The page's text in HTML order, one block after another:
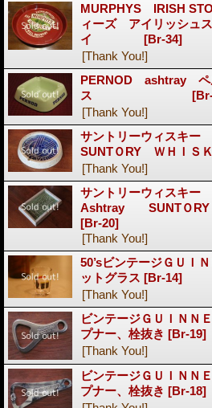
MURPHYS IRISH
ィーズ アイリッシュ
イ [Br-34]
[Thank You!]
PERNOD ashtray
ス
[Thank You!]
サントリーウィスキ
SUNTＯRY ＷＨＩＳ
[Thank You!]
サントリーウィスキー
Ashtray SUNTＯRY
[Br-20]
[Thank You!]
50’sビンテージＧＵＩ
ットグラス [Br-14]
[Thank You!]
ビンテージＧＵＩＮＮ
プナー、栓抜き [Br-19]
[Thank You!]
ビンテージＧＵＩＮＮ
プナー、栓抜き [Br-18]